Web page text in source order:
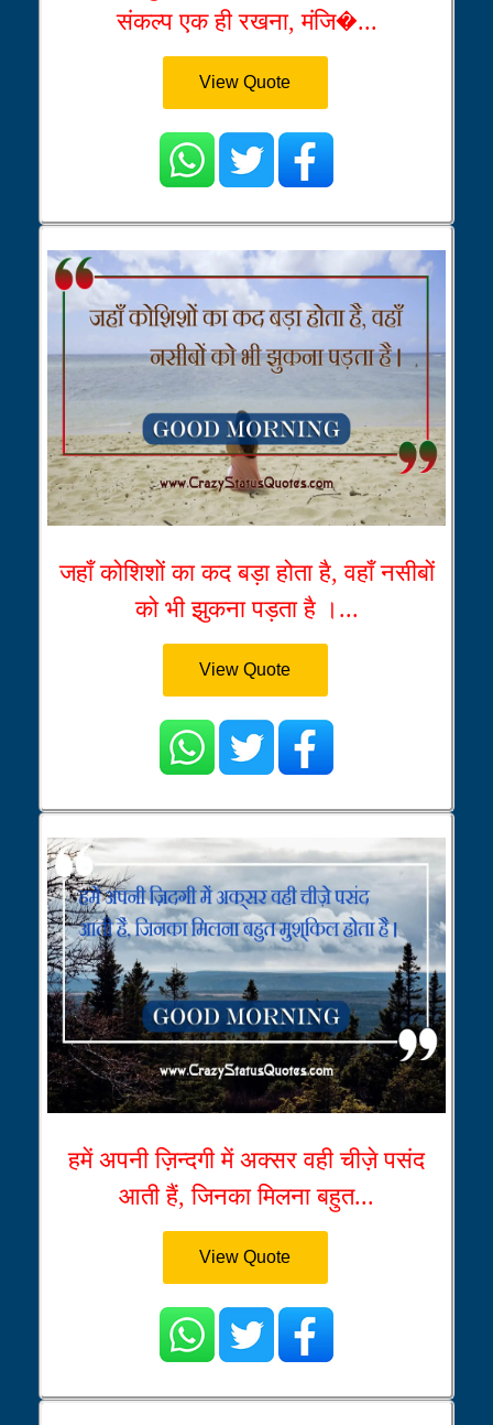
संकल्प एक ही रखना, मंजि�...
View Quote
जहाँ कोशिशों का कद बड़ा होता है, वहाँ नसीबों
को भी झुकना पड़ता है ।...
View Quote
हमें अपनी ज़िन्दगी में अक्सर वही चीज़े पसंद
आती हैं, जिनका मिलना बहुत...
View Quote